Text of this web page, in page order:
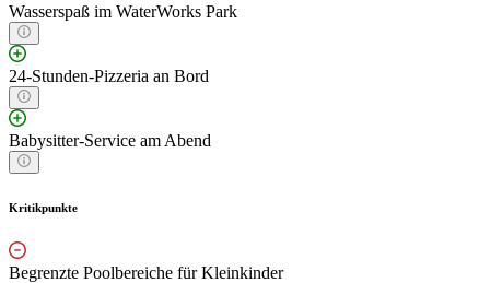
Wasserspaß im WaterWorks Park
24-Stunden-Pizzeria an Bord
Babysitter-Service am Abend
Kritikpunkte
Begrenzte Poolbereiche für Kleinkinder